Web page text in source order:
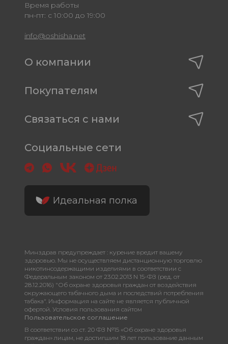
Время работы
пн-пт: с 10:00 до 19:00
info@oshisha.net
О компании
Покупателям
Связаться с нами
Социальные сети
Идеальная полка
Минздрав предупреждает : курение вредит вашему
здоровью. Мы не осуществляем дистанционную торговлю
никотинсодержащими изделиями в соответствии с
Федеральным законом от 23.02.2013 N 15-ФЗ (ред. от
28.12.2016) "Об охране здоровья граждан от воздействия
окружающего табачного дыма и последствий потребления
табака". Информация на сайте не является публичной
офертой. Условия пользования сайтом
Пользовательское соглашение
В соответствии со ст. 20 ФЗ №15 «Об охране здоровья
граждан» лицам, не достигшим 18 лет пользование данным